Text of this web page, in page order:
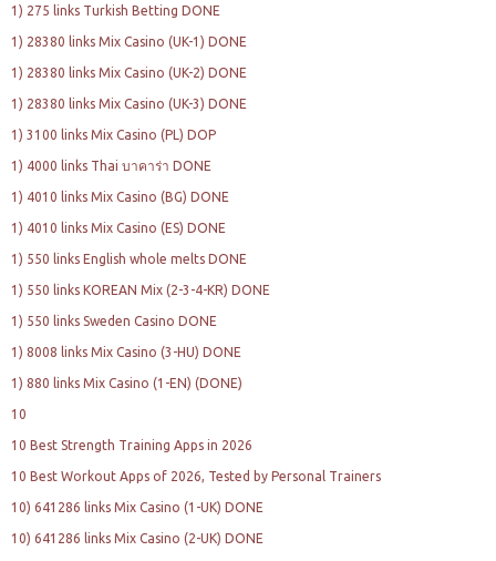
1) 275 links Turkish Betting DONE
1) 28380 links Mix Casino (UK-1) DONE
1) 28380 links Mix Casino (UK-2) DONE
1) 28380 links Mix Casino (UK-3) DONE
1) 3100 links Mix Casino (PL) DOP
1) 4000 links Thai บาคาร่า DONE
1) 4010 links Mix Casino (BG) DONE
1) 4010 links Mix Casino (ES) DONE
1) 550 links English whole melts DONE
1) 550 links KOREAN Mix (2-3-4-KR) DONE
1) 550 links Sweden Casino DONE
1) 8008 links Mix Casino (3-HU) DONE
1) 880 links Mix Casino (1-EN) (DONE)
10
10 Best Strength Training Apps in 2026
10 Best Workout Apps of 2026, Tested by Personal Trainers
10) 641286 links Mix Casino (1-UK) DONE
10) 641286 links Mix Casino (2-UK) DONE